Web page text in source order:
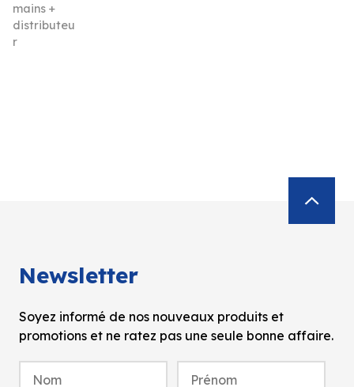
mains +
distributeu
r
Newsletter
Soyez informé de nos nouveaux produits et
promotions et ne ratez pas une seule bonne affaire.